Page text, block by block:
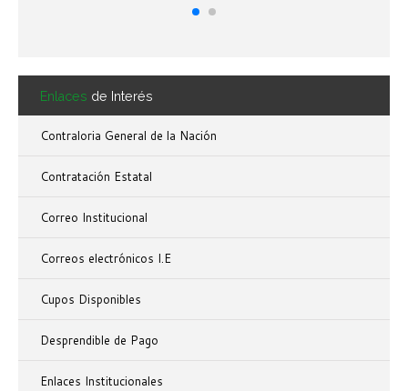
Enlaces de Interés
Contraloria General de la Nación
Contratación Estatal
Correo Institucional
Correos electrónicos I.E
Cupos Disponibles
Desprendible de Pago
Enlaces Institucionales